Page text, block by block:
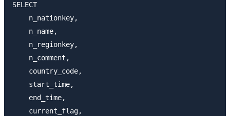
SELECT
    n_nationkey,
    n_name,
    n_regionkey,
    n_comment,
    country_code,
    start_time,
    end_time,
    current_flag,